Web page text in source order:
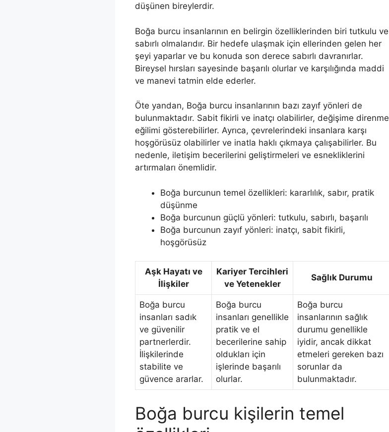
düşünen bireylerdir.
Boğa burcu insanlarının en belirgin özelliklerinden biri tutkulu ve
sabırlı olmalarıdır. Bir hedefe ulaşmak için ellerinden gelen her
şeyi yaparlar ve bu konuda son derece sabırlı davranırlar.
Bireysel hırsları sayesinde başarılı olurlar ve karşılığında maddi
ve manevi tatmin elde ederler.
Öte yandan, Boğa burcu insanlarının bazı zayıf yönleri de
bulunmaktadır. Sabit fikirli ve inatçı olabilirler, değişime direnme
eğilimi gösterebilirler. Ayrıca, çevrelerindeki insanlara karşı
hoşgörüsüz olabilirler ve inatla haklı çıkmaya çalışabilirler. Bu
nedenle, iletişim becerilerini geliştirmeleri ve esnekliklerini
artırmaları önemlidir.
Boğa burcunun temel özellikleri: kararlılık, sabır, pratik
düşünme
Boğa burcunun güçlü yönleri: tutkulu, sabırlı, başarılı
Boğa burcunun zayıf yönleri: inatçı, sabit fikirli,
hoşgörüsüz
Aşk Hayatı ve
İlişkiler
Kariyer Tercihleri
ve Yetenekler
Sağlık Durumu
Boğa burcu
insanları sadık
ve güvenilir
partnerlerdir.
İlişkilerinde
stabilite ve
güvence ararlar.
Boğa burcu
insanları genellikle
pratik ve el
becerilerine sahip
oldukları için
işlerinde başarılı
olurlar.
Boğa burcu
insanlarının sağlık
durumu genellikle
iyidir, ancak dikkat
etmeleri gereken bazı
sorunlar da
bulunmaktadır.
Boğa burcu kişilerin temel